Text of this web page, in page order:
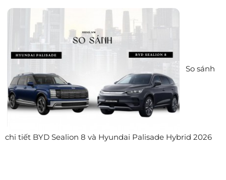
So sánh
chi tiết BYD Sealion 8 và Hyundai Palisade Hybrid 2026